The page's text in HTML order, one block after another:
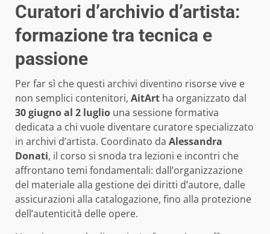
Curatori d’archivio d’artista:
formazione tra tecnica e
passione
Per far sì che questi archivi diventino risorse vive e
non semplici contenitori, AitArt ha organizzato dal
30 giugno al 2 luglio una sessione formativa
dedicata a chi vuole diventare curatore specializzato
in archivi d’artista. Coordinato da Alessandra
Donati, il corso si snoda tra lezioni e incontri che
affrontano temi fondamentali: dall’organizzazione
del materiale alla gestione dei diritti d’autore, dalle
assicurazioni alla catalogazione, fino alla protezione
dell’autenticità delle opere.